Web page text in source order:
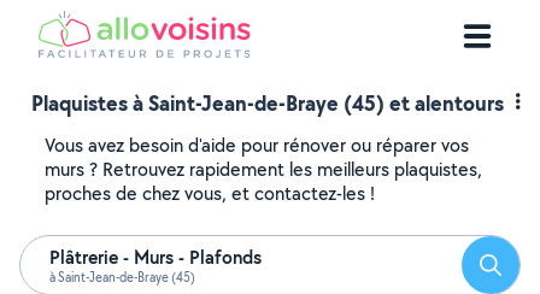
Plaquistes à Saint-Jean-de-Braye (45) et alentours
Vous avez besoin d'aide pour rénover ou réparer vos
murs ? Retrouvez rapidement les meilleurs plaquistes,
proches de chez vous, et contactez-les !
Plâtrerie - Murs - Plafonds
à Saint-Jean-de-Braye (45)